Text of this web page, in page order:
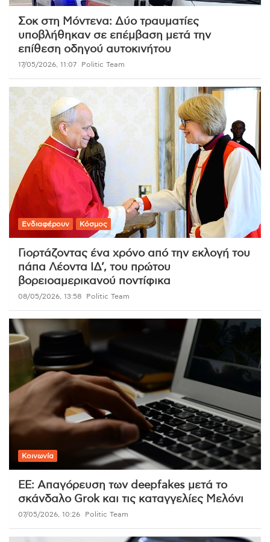
Σοκ στη Μόντενα: Δύο τραυματίες
υποβλήθηκαν σε επέμβαση μετά την
επίθεση οδηγού αυτοκινήτου
17/05/2026, 11:07 Politic Team
Ενδιαφέρουν Κόσμος
Γιορτάζοντας ένα χρόνο από την εκλογή του
πάπα Λέοντα ΙΔ’, του πρώτου
βορειοαμερικανού ποντίφικα
08/05/2026, 13:58 Politic Team
Κοινωνία
ΕΕ: Απαγόρευση των deepfakes μετά το
σκάνδαλο Grok και τις καταγγελίες Μελόνι
07/05/2026, 10:26 Politic Team